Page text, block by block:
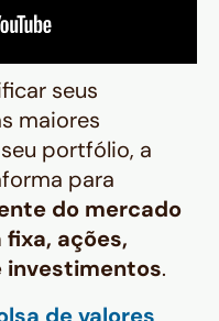
seus
maiores
portfólio, a
para
do mercado
ações,
investimentos.
de valores